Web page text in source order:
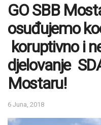
GO SBB
osuđujemo
koruptivno i
djelovanje
Mostaru!
6 Juna, 2018